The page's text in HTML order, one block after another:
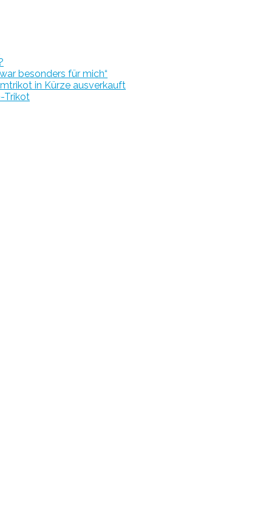
besonders für mich“
in Kürze ausverkauft
Trikot